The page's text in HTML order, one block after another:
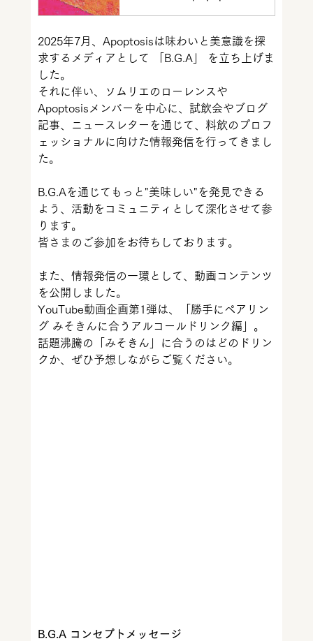
2025年7月、 Apoptosisは味わいと美意識を探
求するメディアとして 「B.G.A」 を立ち上げま
した。
それに伴い、ソムリエのローレンスや
Apoptosisメンバーを中心に、試飲会やブログ
記事、ニュースレターを通じて、料飲のプロフ
ェッショナルに向けた情報発信を行ってきまし
た。
B.G.Aを通じてもっと"美味しい"を発見できる
よう、活動をコミュニティとして深化させて参
ります。
皆さまのご参加をお待ちしております。
また、情報発信の一環として、動画コンテンツ
を公開しました。
YouTube動画企画第1弾は、「勝手にペアリン
グ みそきんに合うアルコールドリンク編」。
話題沸騰の「みそきん」に合うのはどのドリン
クか、ぜひ予想しながらご覧ください。
B.G.A コンセプトメッセージ